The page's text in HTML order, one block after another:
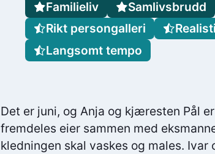
Det er juni, og Anja og kjæresten Pål
fremdeles eier sammen med
kledningen skal vaskes og males.
Familieliv Samlivsbrudd
Rikt persongalleri
Langsomt tempo